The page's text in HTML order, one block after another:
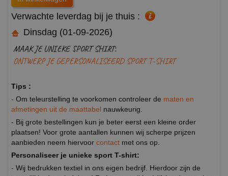
Verwachte leverdag bij je thuis :
Dinsdag (01-09-2026)
MAAK JE UNIEKE SPORT SHIRT:
ONTWERP JE GEPERSONALISEERD SPORT T-SHIRT
Tips :
- Om teleurstelling te voorkomen controleer de maten en
afmetingen uit de maattabel nauwkeurig.
- Bij grote bestellingen kun je beter eerst een kleine order
plaatsen! Voor grote aantallen kunnen wij scherpe prijzen
aanbieden neem hiervoor contact met ons op.
Personaliseer je unieke sport T-shirt:
- Wij bedrukken textiel in ons eigen bedrijf. Hierdoor zijn de